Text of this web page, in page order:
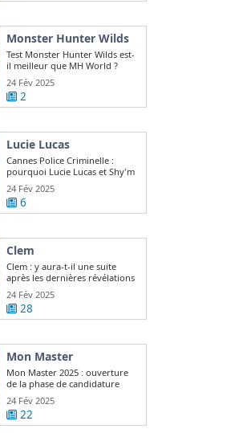
Monster Hunter Wilds
Test Monster Hunter Wilds est-
il meilleur que MH World ?
24 Fév 2025
2
Lucie Lucas
Cannes Police Criminelle :
pourquoi Lucie Lucas et Shy'm
sont ...
24 Fév 2025
6
Clem
Clem : y aura-t-il une suite
après les dernières révélations
? Lucie ...
24 Fév 2025
28
Mon Master
Mon Master 2025 : ouverture
de la phase de candidature
24 Fév 2025
22